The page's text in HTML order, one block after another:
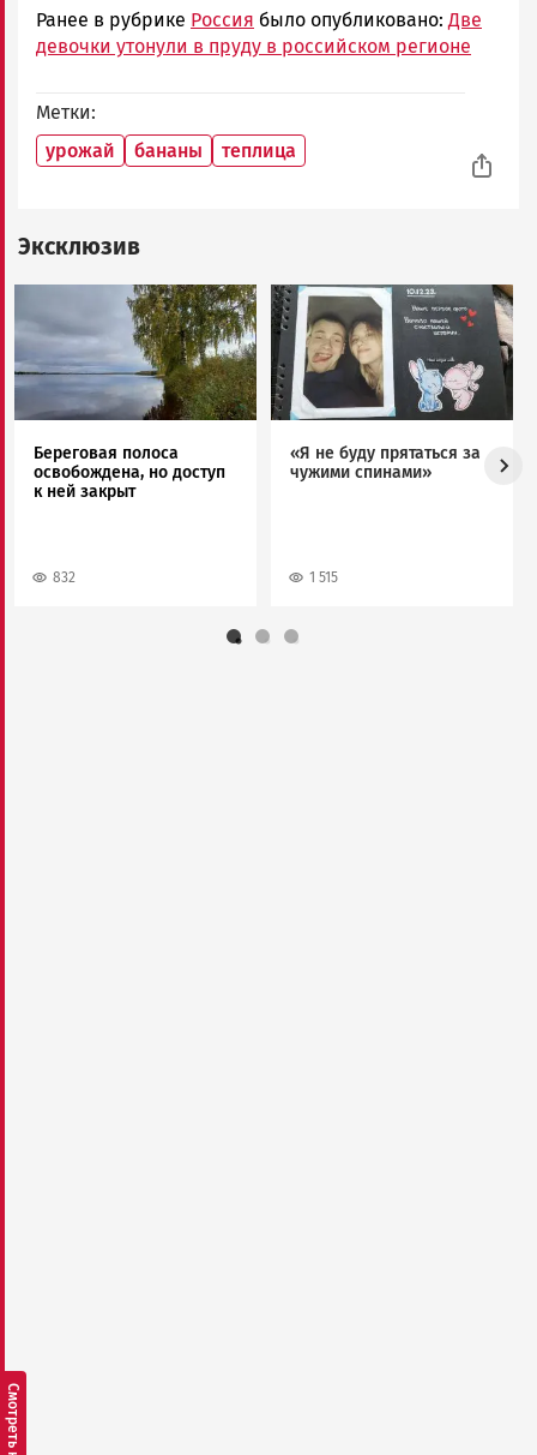
Ранее в рубрике Россия было опубликовано: Две
девочки утонули в пруду в российском регионе
Метки
урожай
бананы теплица
Эксклюзив
Береговая полоса
освобождена, но доступ
к ней закрыт
832
Image
«Я не буду прятаться за
чужими спинами»
1 515